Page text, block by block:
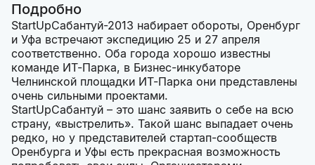
Подробно
StartUpСабантуй-2013 набирает обороты, Оренбург
и Уфа встречают экспедицию 25 и 27 апреля
соответственно. Оба города хорошо известны
команде ИТ-Парка, в Бизнес-инкубаторе
Челнинской площадки ИТ-Парка они представлены
очень сильными проектами.
StartUpСабантуй – это шанс заявить о себе на всю
страну, «выстрелить». Такой шанс выпадает очень
редко, но у представителей стартап-сообществ
Оренбурга и Уфы есть прекрасная возможность